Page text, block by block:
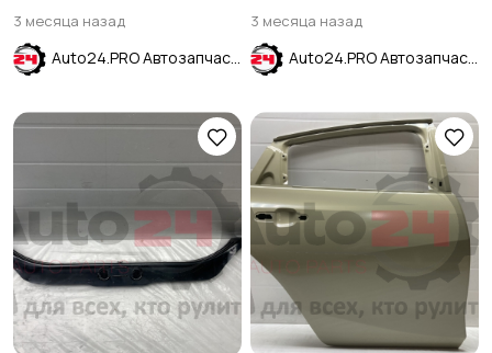
3 месяца назад
Auto24.PRO Автозапчасти
ЛЕВАЯ FORD EDGE 2019-
3 месяца назад
Auto24.PRO Автозапчасти